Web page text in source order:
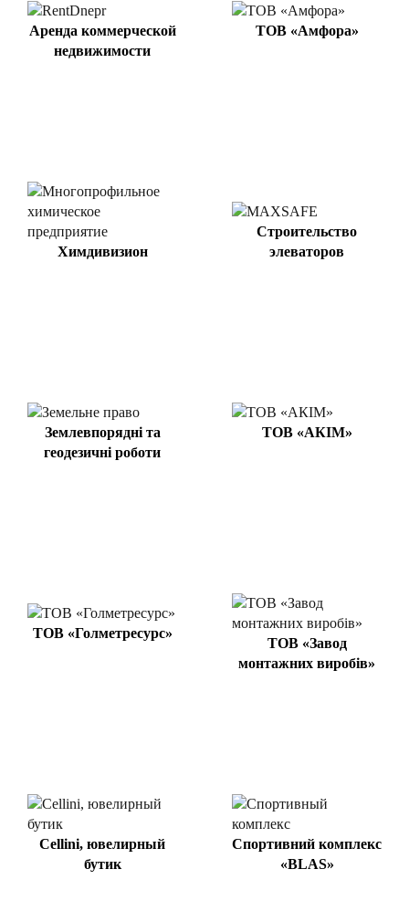
Аренда коммерческой
недвижимости
ТОВ «Амфора»
Химдивизион
Строительство
элеваторов
Землевпорядні та
геодезичні роботи
ТОВ «АКІМ»
ТОВ «Голметресурс»
ТОВ «Завод
монтажних виробів»
Cellini, ювелирный
бутик
Спортивний комплекс
«BLAS»